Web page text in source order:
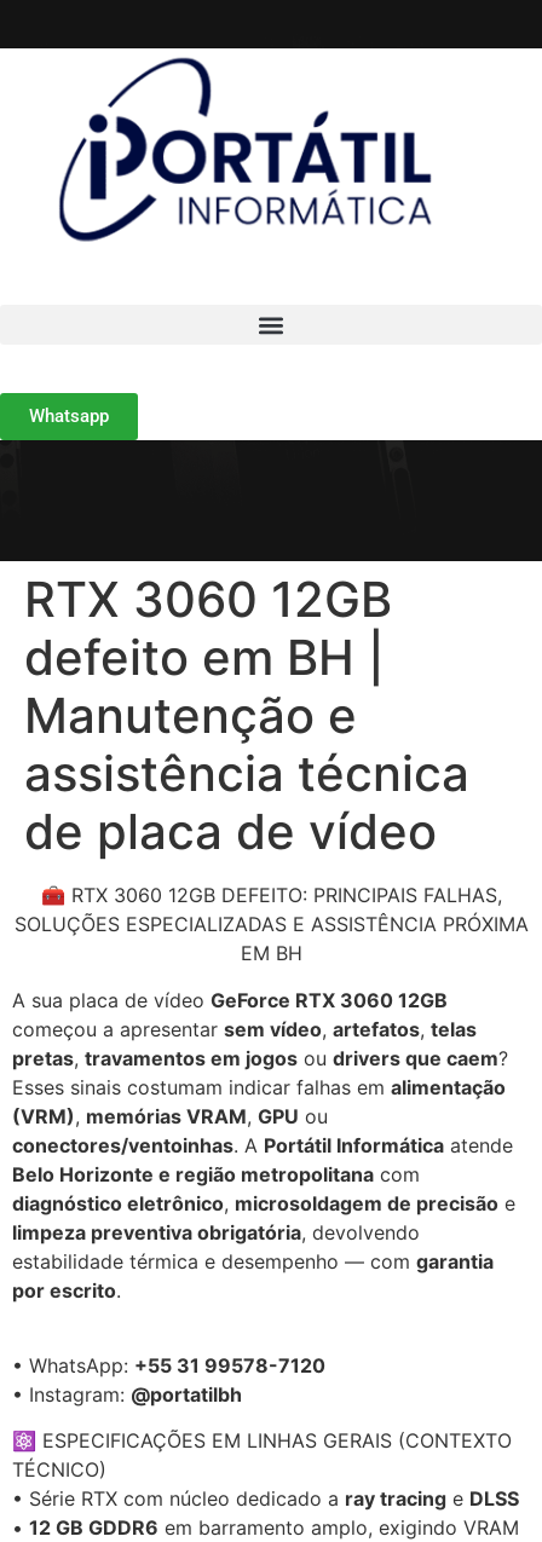
Whatsapp
RTX 3060 12GB
defeito em BH |
Manutenção e
assistência técnica
de placa de vídeo
🧰 RTX 3060 12GB DEFEITO: PRINCIPAIS FALHAS,
SOLUÇÕES ESPECIALIZADAS E ASSISTÊNCIA PRÓXIMA
EM BH
A sua placa de vídeo GeForce RTX 3060 12GB
começou a apresentar sem vídeo, artefatos, telas
pretas, travamentos em jogos ou drivers que caem?
Esses sinais costumam indicar falhas em alimentação
(VRM), memórias VRAM, GPU ou
conectores/ventoinhas. A Portátil Informática atende
Belo Horizonte e região metropolitana com
diagnóstico eletrônico, microsoldagem de precisão e
limpeza preventiva obrigatória, devolvendo
estabilidade térmica e desempenho — com garantia
por escrito.
• WhatsApp: +55 31 99578-7120
• Instagram: @portatilbh
⚛️ ESPECIFICAÇÕES EM LINHAS GERAIS (CONTEXTO
TÉCNICO)
• Série RTX com núcleo dedicado a ray tracing e DLSS
• 12 GB GDDR6 em barramento amplo, exigindo VRAM